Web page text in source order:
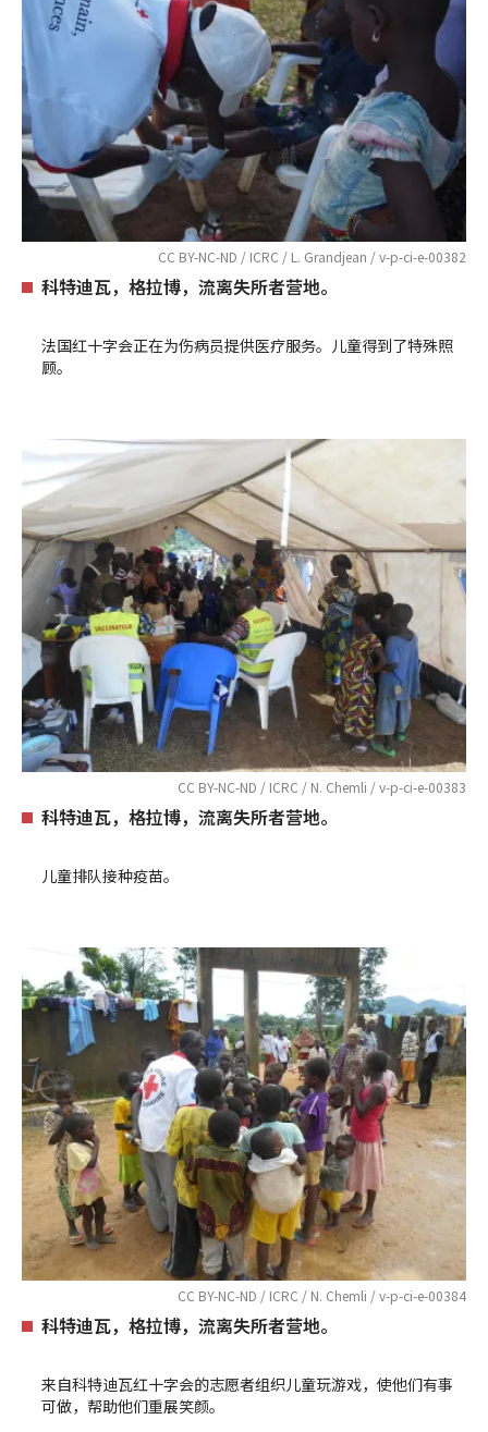
CC BY-NC-ND / ICRC / L. Grandjean / v-p-ci-e-00382
科特迪瓦，格拉博，流离失所者营地。
法国红十字会正在为伤病员提供医疗服务。儿童得到了特殊照
顾。
CC BY-NC-ND / ICRC / N. Chemli / v-p-ci-e-00383
科特迪瓦，格拉博，流离失所者营地。
儿童排队接种疫苗。
CC BY-NC-ND / ICRC / N. Chemli / v-p-ci-e-00384
科特迪瓦，格拉博，流离失所者营地。
来自科特迪瓦红十字会的志愿者组织儿童玩游戏，使他们有事
可做，帮助他们重展笑颜。